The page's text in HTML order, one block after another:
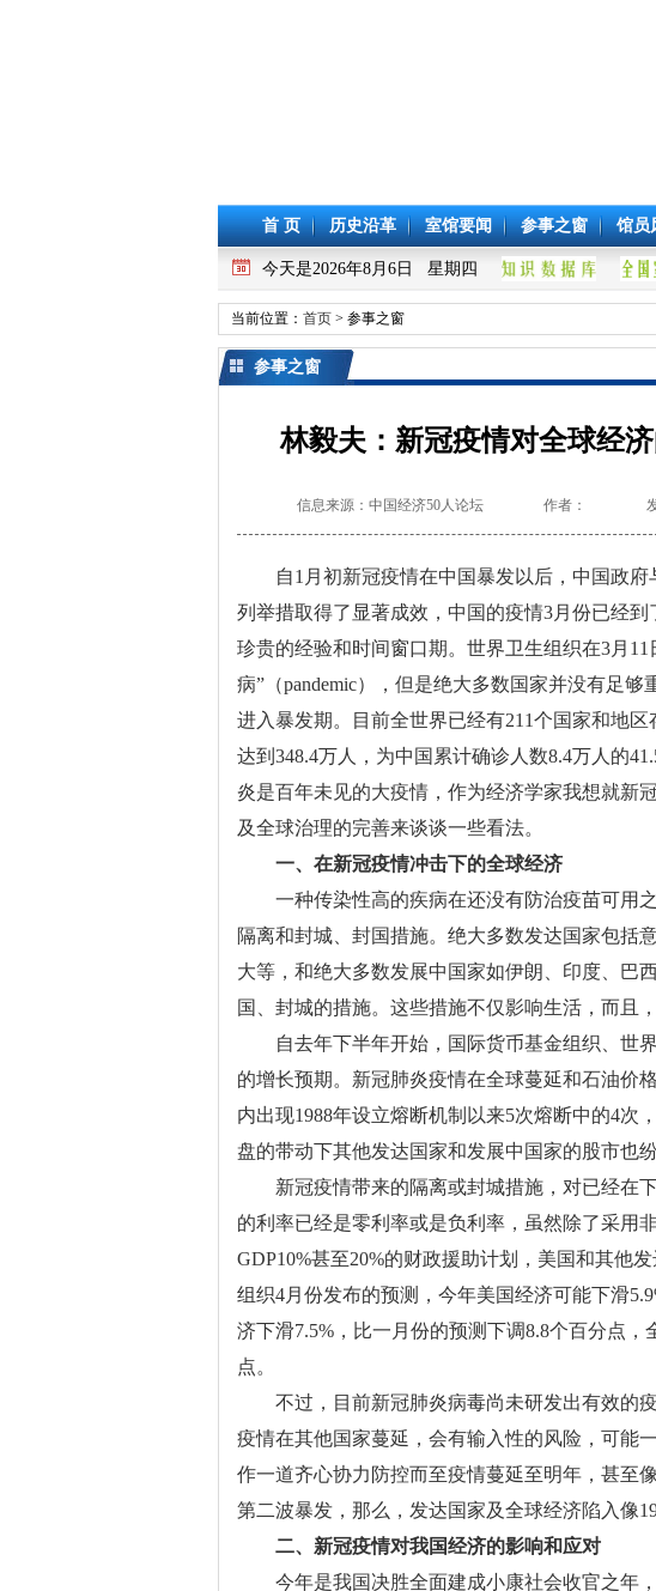
首 页 历史沿革 室馆要闻 参事之窗 馆员
今天是2026年8月6日 星期四
当前位置： 首页> 参事之窗
参事之窗
林毅夫：新冠疫情对全球经
信息来源：中国经济50人论坛 作者：
自1月初新冠疫情在中国暴发以后，中国政府
列举措取得了显著成效，中国的疫情3月份已经
珍贵的经验和时间窗口期。世界卫生组织在3月
病”（pandemic），但是绝大多数国家并没有足
进入暴发期。目前全世界已经有211个国家和地
达到348.4万人，为中国累计确诊人数8.4万人的
炎是百年未见的大疫情，作为经济学家我想就新
及全球治理的完善来谈谈一些看法。
一、 在新冠疫情冲击下的全球经济
一种传染性高的疾病在还没有防治疫苗可用之
隔离和封城、封国措施。绝大多数发达国家包括
大等，和绝大多数发展中国家如伊朗、印度、巴
国、封城的措施。这些措施不仅影响生活，而且
自去年下半年开始，国际货币基金组织、世界
的增长预期。新冠肺炎疫情在全球蔓延和石油价
内出现1988年设立熔断机制以来5次熔断中的4次
盘的带动下其他发达国家和发展中国家的股市也纷
新冠疫情带来的隔离或封城措施，对已经在下
的利率已经是零利率或是负利率，虽然除了采用
GDP10%甚至20%的财政援助计划，美国和其他
组织4月份发布的预测，今年美国经济可能下滑
济下滑7.5%，比一月份的预测下调8.8个百分点
点。
不过，目前新冠肺炎病毒尚未研发出有效的疫
疫情在其他国家蔓延，会有输入性的风险，可能
作一道齐心协力防控而至疫情蔓延至明年，甚至
第二波暴发，那么，发达国家及全球经济陷入像
二、 新冠疫情对我国经济的影响和应对
今年是我国决胜全面建成小康社会收官之年，